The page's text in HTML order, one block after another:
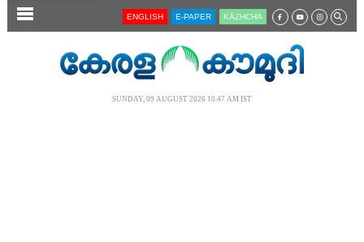
SECTIONS ENGLISH E-PAPER KĀZHCHA
SUNDAY, 09 AUGUST 2026 10.47 AM IST